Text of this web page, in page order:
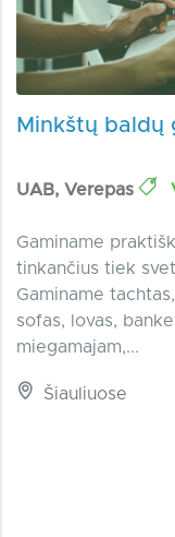
Minkštų baldų
UAB, Verepas
Gaminame
tinkančius tiek
Gaminame
sofas, lovas,
miegamajam,...
Šiauliuose